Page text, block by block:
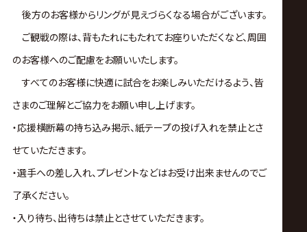
後方のお客様からリングが見えづらくなる場合がございます。
ご観戦の際は、背もたれにもたれてお座りいただくなど、周囲
のお客様へのご配慮をお願いいたします。
すべてのお客様に快適に試合をお楽しみいただけるよう、皆
さまのご理解とご協力をお願い申し上げます。
・応援横断幕の持ち込み掲示、紙テープの投げ入れを禁止とさ
せていただきます。
・選手への差し入れ、プレゼントなどはお受け出来ませんのでご
了承ください。
・入り待ち、出待ちは禁止とさせていただきます。